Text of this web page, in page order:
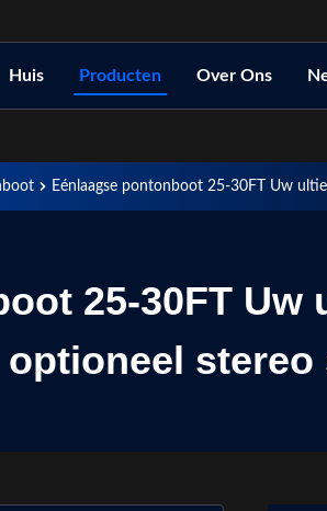
Huis Producten Over Ons
Eénlaagse pontonboot 25-30FT Uw
25-30FT
optioneel stereo